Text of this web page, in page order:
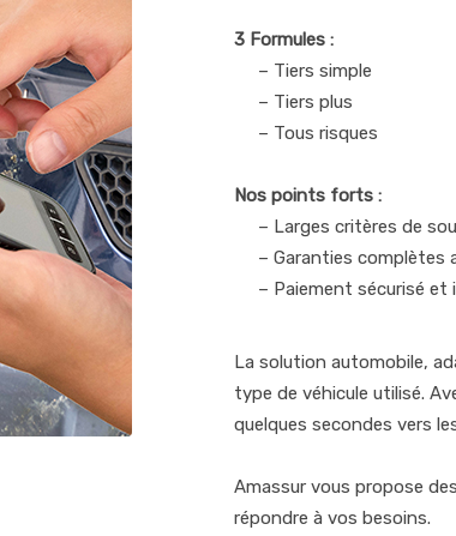
3 Formules :
– Tiers simple
– Tiers plus
– Tous risques
Nos points forts :
– Larges critères de
– Garanties complètes
– Paiement sécurisé et
La solution automobile,
type de véhicule utilisé.
quelques secondes vers
Amassur vous propose
répondre à vos besoins.